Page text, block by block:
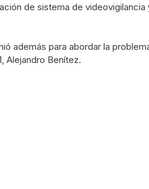
de sistema de videovigilancia
además para abordar la
Alejandro Benítez.